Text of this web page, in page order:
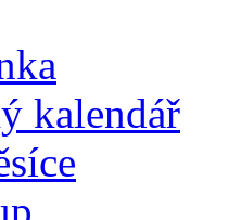
kalendář